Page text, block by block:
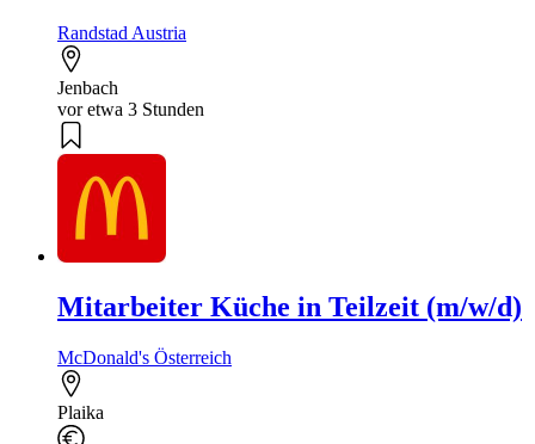
Randstad Austria
Jenbach
vor etwa 3 Stunden
Mitarbeiter Küche in Teilzeit (m/w/d)
McDonald's Österreich
Plaika